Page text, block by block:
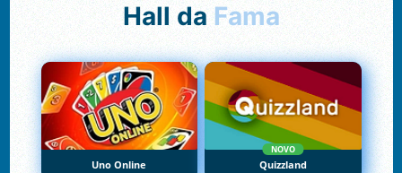
Hall da Fama
Uno Online
NOVO
Quizzland